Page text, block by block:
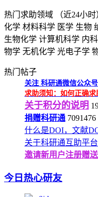
热门求助领域
（近24小时
化学 材料科学 医学 生物
生物化学 计算机科学 内
物学 无机化学 光电子学
热门帖子
关注 科研通微信公众
求助须知：如何正确求
关于积分的说明
捐赠科研通 7091476
什么是DOI，文献
关于科研通互助平
邀请新用户注册赠
今日热心研友